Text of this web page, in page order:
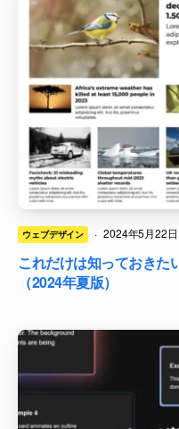
ウェブデザイン · 2024年5月22日
これだけは知っておきた
（2024年夏版）